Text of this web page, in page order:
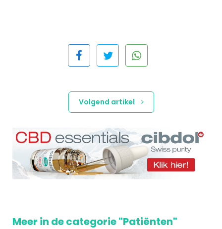
Volgend artikel
Meer in de categorie "Patiënten"